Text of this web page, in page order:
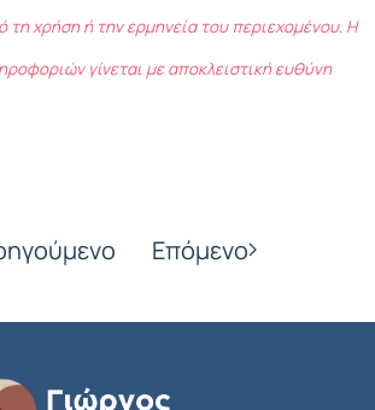
τη χρήση ή την ερμηνεία του περιεχομένου. Η
γίνεται με αποκλειστική ευθύνη
Επόμενο